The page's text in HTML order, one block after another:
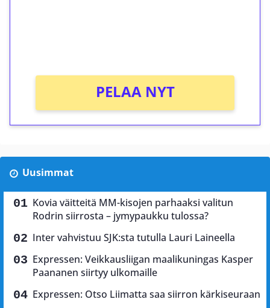
PELAA NYT
Uusimmat
Kovia väitteitä MM-kisojen parhaaksi valitun
Rodrin siirrosta – jymypaukku tulossa?
Inter vahvistuu SJK:sta tutulla Lauri Laineella
Expressen: Veikkausliigan maalikuningas Kasper
Paananen siirtyy ulkomaille
Expressen: Otso Liimatta saa siirron kärkiseuraan